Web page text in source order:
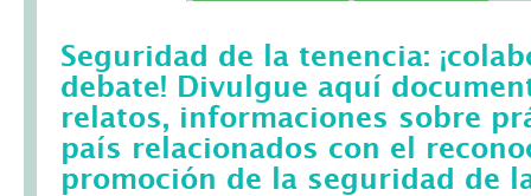
Seguridad de la tenencia:
debate! Divulgue aquí
relatos, informaciones sobre
país relacionados con el
promoción de la seguridad de